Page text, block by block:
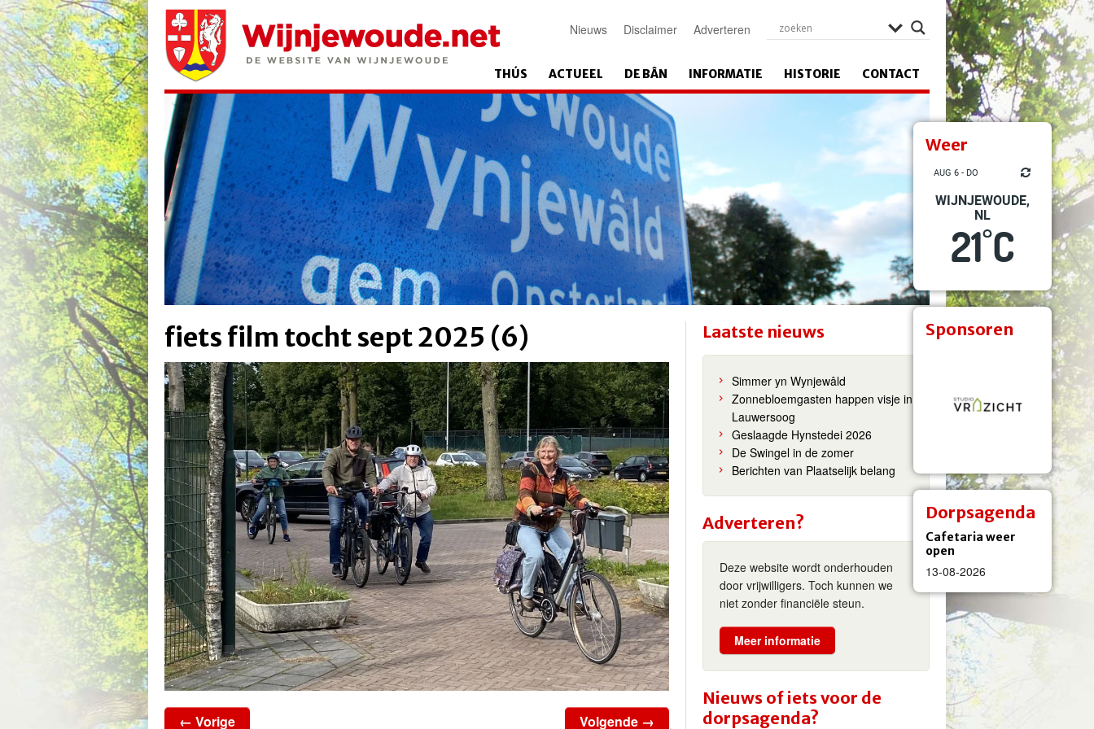
Weer
AUG 6 - DO
WIJNJEWOUDE,
NL
21°C
Sponsoren
Dorpsagenda
Cafetaria weer
open
13-08-2026
Nieuws Disclaimer Adverteren
THÚS ACTUEEL DE BÂN INFORMATIE HISTORIE CONTACT
fiets film tocht sept 2025 (6)
← Vorige Volgende →
Laatste nieuws
Simmer yn Wynjewâld
Zonnebloemgasten happen visje in
Lauwersoog
Geslaagde Hynstedei 2026
De Swingel in de zomer
Berichten van Plaatselijk belang
Adverteren?
Deze website wordt onderhouden
door vrijwilligers. Toch kunnen we
niet zonder financiële steun.
Meer informatie
Nieuws of iets voor de
dorpsagenda?